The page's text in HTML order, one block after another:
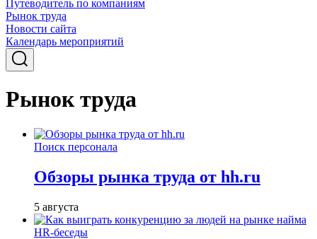
Путеводитель по компаниям
Рынок труда
Новости сайта
Календарь мероприятий
Рынок труда
Поиск персонала
Обзоры рынка труда от hh.ru
5 августа
HR-беседы